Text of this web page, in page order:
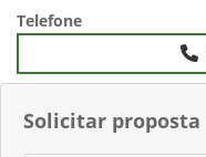
Solicitar proposta
Telefone